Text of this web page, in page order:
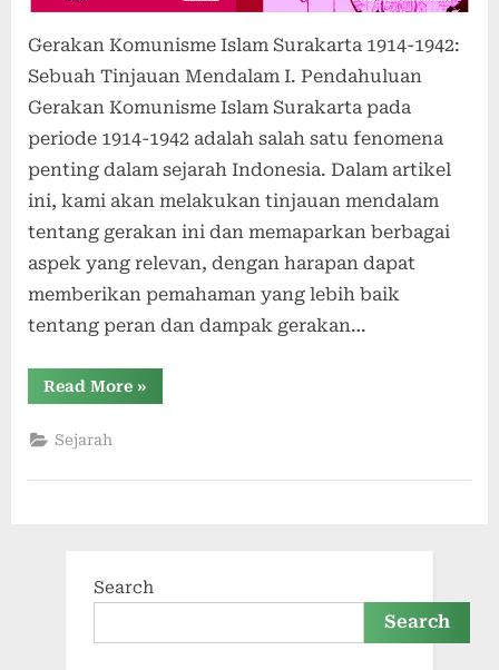
Gerakan Komunisme Islam Surakarta 1914-1942:
Sebuah Tinjauan Mendalam I. Pendahuluan
Gerakan Komunisme Islam Surakarta pada
periode 1914-1942 adalah salah satu fenomena
penting dalam sejarah Indonesia. Dalam artikel
ini, kami akan melakukan tinjauan mendalam
tentang gerakan ini dan memaparkan berbagai
aspek yang relevan, dengan harapan dapat
memberikan pemahaman yang lebih baik
tentang peran dan dampak gerakan…
Read More“Gerakan
Komunisme
»
Sejarah
Search
Search